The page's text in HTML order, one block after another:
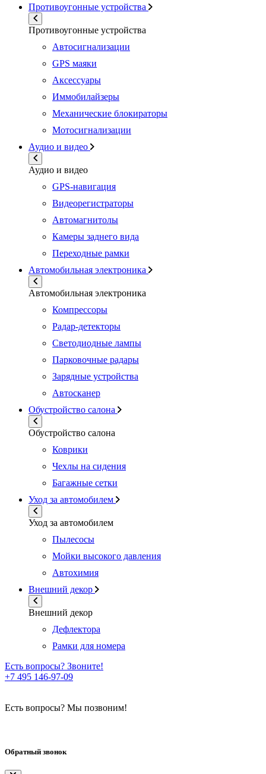
Противоугонные устройства
Противоугонные устройства
Автосигнализации
GPS маяки
Аксессуары
Иммобилайзеры
Механические блокираторы
Мотосигнализации
Аудио и видео
Аудио и видео
GPS-навигация
Видеорегистраторы
Автомагнитолы
Камеры заднего вида
Переходные рамки
Автомобильная электроника
Автомобильная электроника
Компрессоры
Радар-детекторы
Светодиодные лампы
Парковочные радары
Зарядные устройства
Автосканер
Обустройство салона
Обустройство салона
Коврики
Чехлы на сидения
Багажные сетки
Уход за автомобилем
Уход за автомобилем
Пылесосы
Мойки высокого давления
Автохимия
Внешний декор
Внешний декор
Дефлектора
Рамки для номера
Есть вопросы? Звоните!
+7 495 146-97-09
Есть вопросы? Мы позвоним!
Обратный звонок